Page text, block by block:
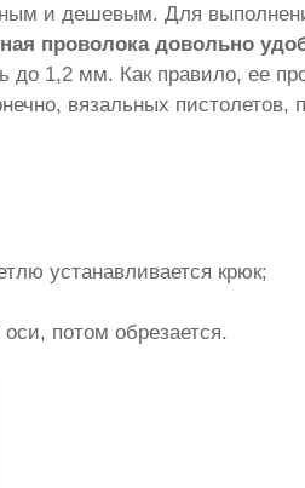
и дешевым. Для
проволока довольно
до 1,2 мм. Как правило, ее
вязальных пистолетов,
устанавливается крюк;
потом обрезается.